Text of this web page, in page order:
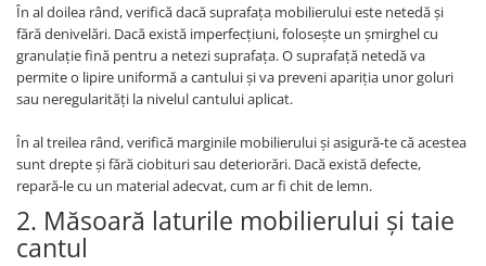
În al doilea rând, verifică dacă suprafața mobilierului este netedă și
fără denivelări. Dacă există imperfecțiuni, folosește un șmirghel cu
granulație fină pentru a netezi suprafața. O suprafață netedă va
permite o lipire uniformă a cantului și va preveni apariția unor goluri
sau neregularități la nivelul cantului aplicat.
În al treilea rând, verifică marginile mobilierului și asigură-te că acestea
sunt drepte și fără ciobituri sau deteriorări. Dacă există defecte,
repară-le cu un material adecvat, cum ar fi chit de lemn.
2. Măsoară laturile mobilierului și taie
cantul